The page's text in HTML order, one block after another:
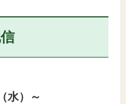
水）～